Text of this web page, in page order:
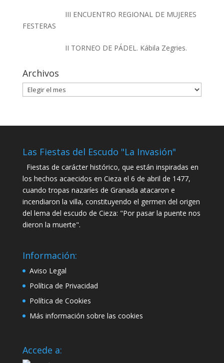
III ENCUENTRO REGIONAL DE MUJERES
FESTERAS
II TORNEO DE PÁDEL. Kábila Zegries.
Archivos
Archivos
Las Fiestas del Escudo "La Invasión"
Fiestas de carácter histórico, que están inspiradas en
los hechos acaecidos en Cieza el 6 de abril de 1477,
cuando tropas nazaríes de Granada atacaron e
incendiaron la villa, constituyendo el germen del origen
del lema del escudo de Cieza: "Por pasar la puente nos
dieron la muerte".
Información:
Aviso Legal
Política de Privacidad
Política de Cookies
Más información sobre las cookies
Accede a: